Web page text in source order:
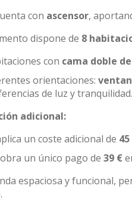
con ascensor,
dispone de 8
con cama doble
orientaciones:
de luz y tranquilidad.
adicional:
un coste adicional de
un único pago de 39 €
espaciosa y funcional,